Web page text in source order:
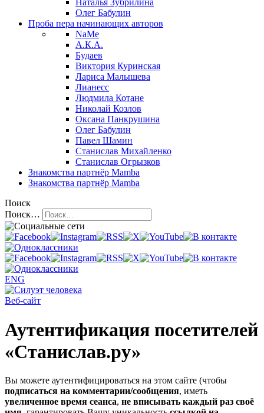
Наталья Зубрилина
Олег Бабулин
Проба пера начинающих авторов
NaMe
А.К.А.
Будаев
Виктория Куринская
Лариса Малышева
Лианесс
Людмила Котане
Николай Козлов
Оксана Панкрушина
Олег Бабулин
Павел Шамин
Станислав Михайленко
Станислав Огрызков
Знакомства партнёр Mamba
Знакомства партнёр Mamba
Поиск
Поиск…
ENG
Веб-сайт
Аутентификация посетителей
«Станислав.ру»
Вы можете аутентифицироваться на этом сайте (чтобы
подписаться на комментарии/сообщения, иметь
увеличенное время сеанса, не вписывать каждый раз своё